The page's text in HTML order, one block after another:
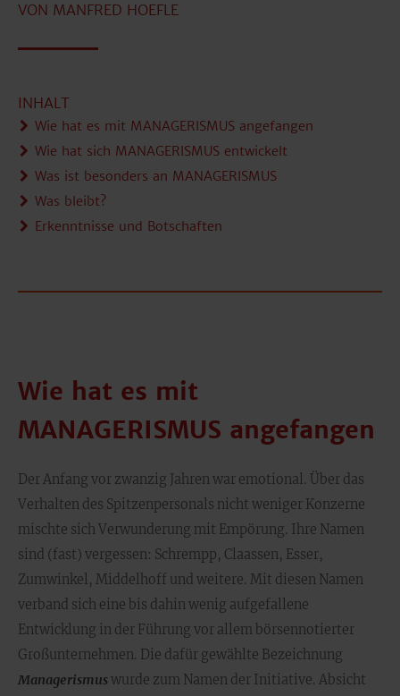
VON MANFRED HOEFLE
INHALT
Wie hat es mit MANAGERISMUS angefangen
Wie hat sich MANAGERISMUS entwickelt
Was ist besonders an MANAGERISMUS
Was bleibt?
Erkenntnisse und Botschaften
Wie hat es mit
MANAGERISMUS angefangen
Der Anfang vor zwanzig Jahren war emotional. Über das
Verhalten des Spitzenpersonals nicht weniger Konzerne
mischte sich Verwunderung mit Empörung. Ihre Namen
sind (fast) vergessen: Schrempp, Claassen, Esser,
Zumwinkel, Middelhoff und weitere. Mit diesen Namen
verband sich eine bis dahin wenig aufgefallene
Entwicklung in der Führung vor allem börsennotierter
Großunternehmen. Die dafür gewählte Bezeichnung
Managerismuswurde zum Namen der Initiative. Absicht